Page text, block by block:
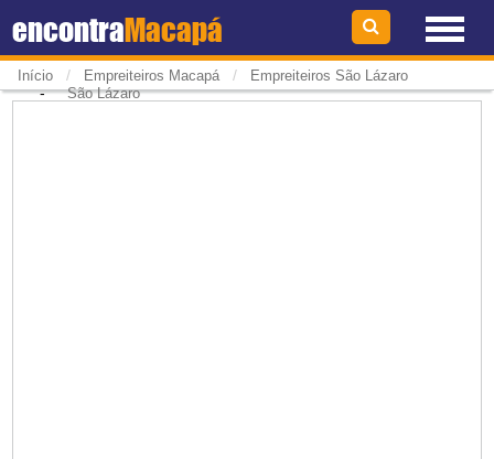
encontraMacapá
Início / Empreiteiros Macapá / Empreiteiros São Lázaro
-São Lázaro